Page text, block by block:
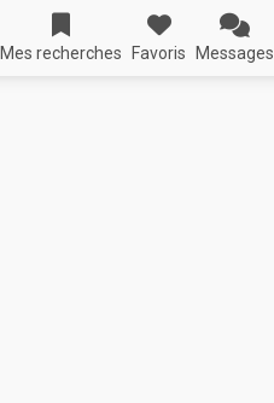
Mes recherches Favoris Messages